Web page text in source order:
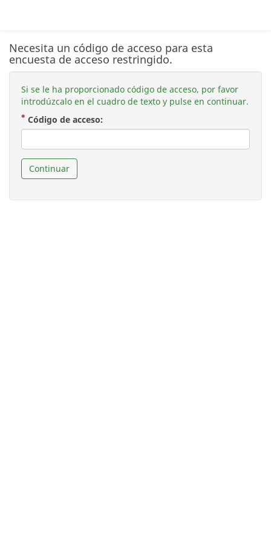
Necesita un código de acceso para esta
encuesta de acceso restringido.
Si se le ha proporcionado código de acceso, por favor
introdúzcalo en el cuadro de texto y pulse en continuar.
Código de acceso:
Continuar